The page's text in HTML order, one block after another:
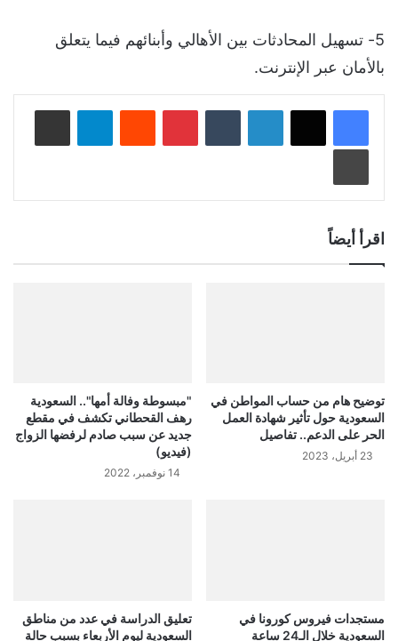
5- تسهيل المحادثات بين الأهالي وأبنائهم فيما يتعلق
بالأمان عبر الإنترنت.
لينكدإن بينتيريست
اقرأ أيضاً
توضيح هام من حساب المواطن في
السعودية حول تأثير شهادة العمل
الحر على الدعم.. تفاصيل
23 أبريل، 2023
"مبسوطة وفالة أمها".. السعودية
رهف القحطاني تكشف في مقطع
جديد عن سبب صادم لرفضها الزواج
(فيديو)
14 نوفمبر، 2022
مستجدات فيروس كورونا في
السعودية خلال الـ24 ساعة
تعليق الدراسة في عدد من مناطق
السعودية ليوم الأربعاء بسبب حالة